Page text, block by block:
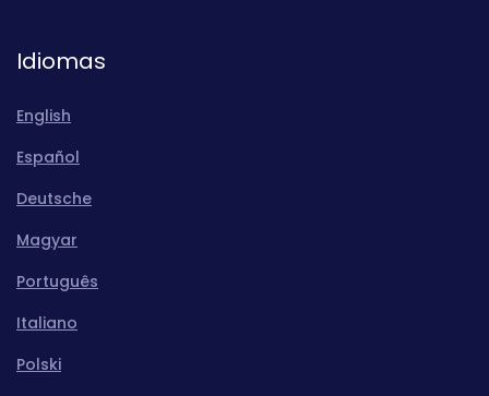
Idiomas
English
Español
Deutsche
Magyar
Português
Italiano
Polski